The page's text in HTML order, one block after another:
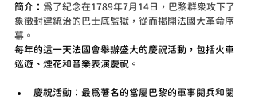
簡介： 為了紀念在1789年7月14日，巴黎群眾攻下了
象徵封建統治的巴士底監獄，從而揭開法國大革命序
幕。
每年的這一天法國會舉辦盛大的慶祝活動，包括火車
巡遊、煙花和音樂表演慶祝。
慶祝活動：最為著名的當屬巴黎的軍事閱兵和閱